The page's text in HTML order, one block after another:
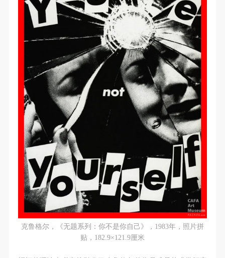
克鲁格尔，《无题系列：你不是你自己》，1983年，照片拼
贴，182.9×121.9厘米